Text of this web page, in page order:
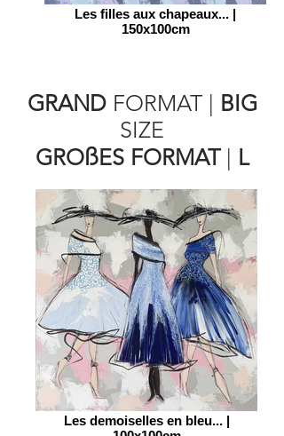
Les filles aux chapeaux... |
150x100cm
GRANDFORMAT | BIG
SIZE
GROßES FORMAT | L
Les demoiselles en bleu... |